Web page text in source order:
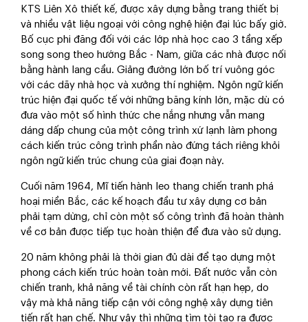
KTS Liên Xô thiết kế, được xây dựng bằng trang thiết bị
và nhiều vật liệu ngoại với công nghệ hiện đại lúc bấy giờ.
Bố cục phi đăng đối với các lớp nhà học cao 3 tầng xếp
song song theo hướng Bắc - Nam, giữa các nhà được nối
bằng hành lang cầu. Giảng đường lớn bố trí vuông góc
với các dãy nhà học và xưởng thí nghiệm. Ngôn ngữ kiến
trúc hiện đại quốc tế với những băng kính lớn, mặc dù có
đưa vào một số hình thức che nắng nhưng vẫn mang
dáng dấp chung của một công trình xứ lạnh làm phong
cách kiến trúc công trình phần nào đứng tách riêng khỏi
ngôn ngữ kiến trúc chung của giai đoạn này.
Cuối năm 1964, Mĩ tiến hành leo thang chiến tranh phá
hoại miền Bắc, các kế hoạch đầu tư xây dựng cơ bản
phải tạm dừng, chỉ còn một số công trình đã hoàn thành
về cơ bản được tiếp tục hoàn thiện để đưa vào sử dụng.
20 năm không phải là thời gian đủ dài để tạo dựng một
phong cách kiến trúc hoàn toàn mới. Đất nước vẫn còn
chiến tranh, khả năng về tài chính còn rất hạn hẹp, do
vậy mà khả năng tiếp cận với công nghệ xây dựng tiên
tiến rất hạn chế. Như vậy thì những tìm tòi tạo ra được